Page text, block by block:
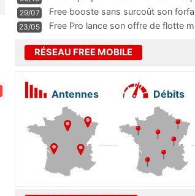
pass
29/07
Free booste sans surcoût son
23/05 Free Pro lance son offre de flotte
RÉSEAU FREE MOBILE
Antennes Débits